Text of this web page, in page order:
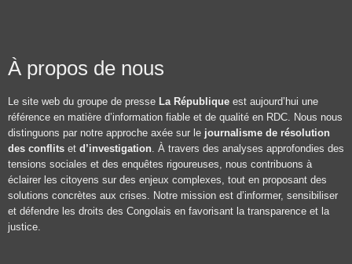
À propos de nous
Le site web du groupe de presse La République est aujourd’hui une
référence en matière d’information fiable et de qualité en RDC. Nous nous
distinguons par notre approche axée sur le journalisme de résolution
des conflits et d’investigation. À travers des analyses approfondies des
tensions sociales et des enquêtes rigoureuses, nous contribuons à
éclairer les citoyens sur des enjeux complexes, tout en proposant des
solutions concrètes aux crises. Notre mission est d’informer, sensibiliser
et défendre les droits des Congolais en favorisant la transparence et la
justice.